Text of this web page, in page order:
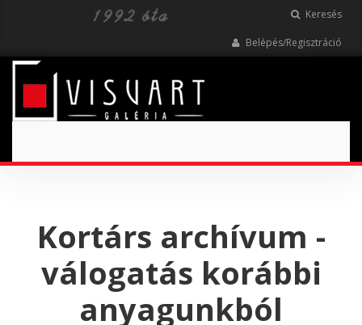
Keresés
Belépés/Regisztráció
Kortárs archívum -
válogatás korábbi
anyagunkból